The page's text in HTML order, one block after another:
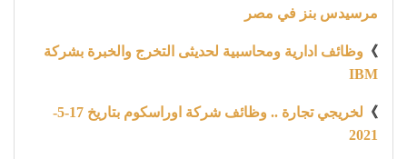
مرسيدس بنز في مصر
》 وظائف ادارية ومحاسبية لحديثى التخرج والخبرة بشركة
IBM
》
لخريجي تجارة .. وظائف شركة اوراسكوم بتاريخ 17-5-
2021